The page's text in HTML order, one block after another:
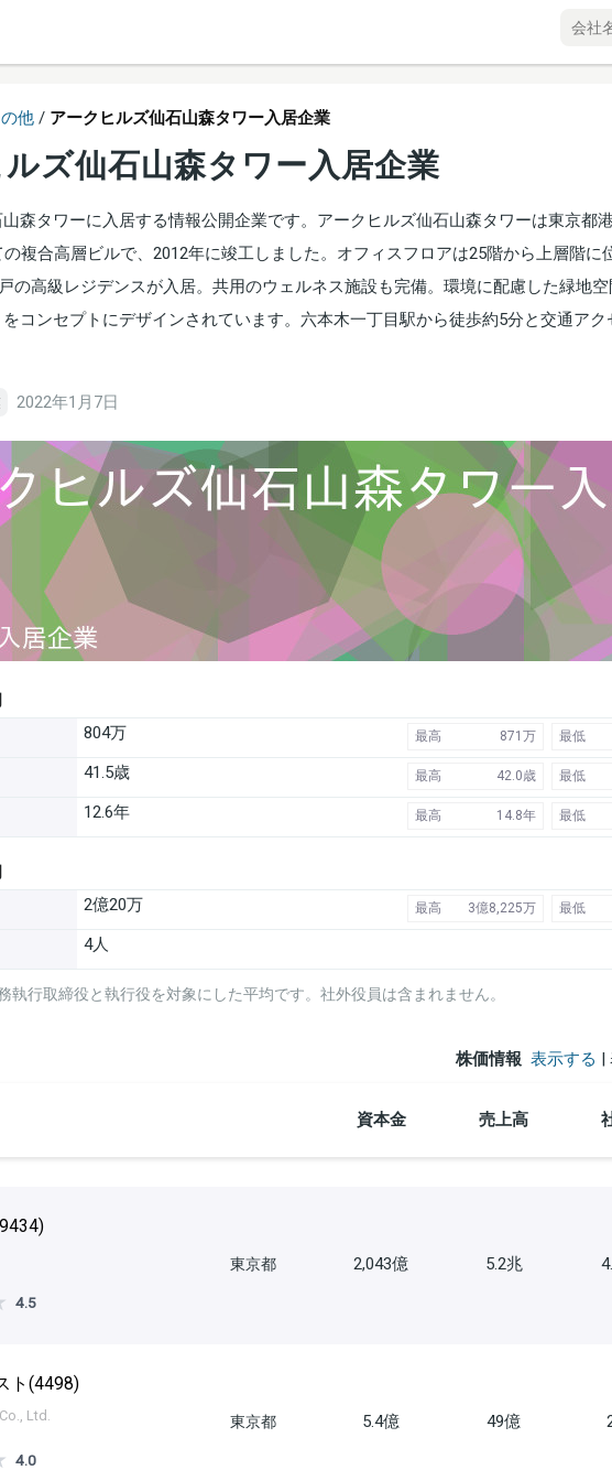
他 / アークヒルズ仙石山森タワー入居企業
ズ仙石山森タワー入居企業
森タワーに入居する情報公開企業です。アークヒルズ仙石山森タワーは東京都
複合高層ビルで、2012年に竣工しました。オフィスフロアは25階から上層階に
の高級レジデンスが入居。共用のウェルネス施設も完備。環境に配慮した緑地空
をコンセプトにデザインされています。六本木一丁目駅から徒歩約5分と交通ア
2022年1月7日
804万 最高 871万 最低
41.5歳 最高 42.0歳 最低
12.6年 最高 14.8年 最低
2億20万 最高 3億8,225万 最低
4人
執行取締役と執行役を対象にした平均です。社外役員は含まれません。
株価情報 表示する |
資本金 売上高
9434)
4.5
東京都 2,043億 5.2兆
ト(4498)
Ltd.
4.0
東京都 5.4億 49億